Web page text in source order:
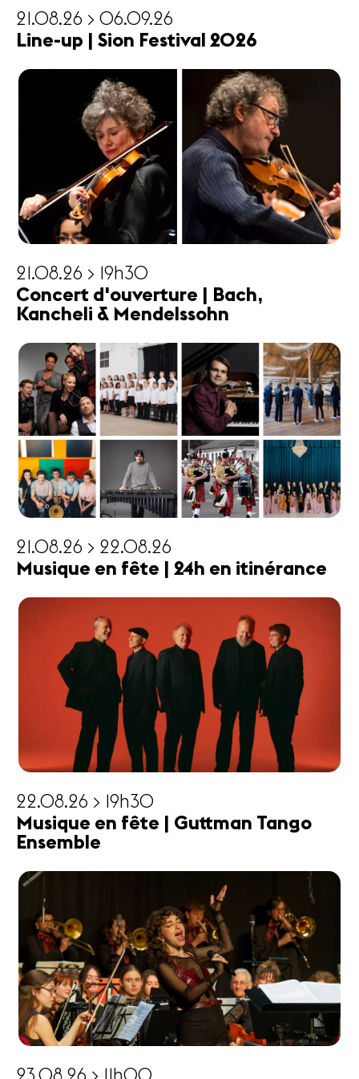
21.08.26 > 06.09.26
Line-up | Sion Festival 2026
21.08.26 > 19h30
Concert d'ouverture | Bach,
Kancheli & Mendelssohn
21.08.26 > 22.08.26
Musique en fête | 24h en itinérance
22.08.26 > 19h30
Musique en fête | Guttman Tango
Ensemble